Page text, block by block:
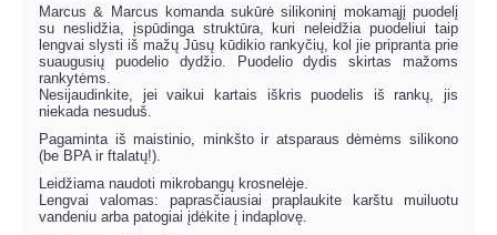
Marcus & Marcus komanda sukūrė silikoninį mokamąjį puodelį
su neslidžia, įspūdinga struktūra, kuri neleidžia puodeliui taip
lengvai slysti iš mažų Jūsų kūdikio rankyčių, kol jie pripranta prie
suaugusių puodelio dydžio. Puodelio dydis skirtas mažoms
rankytėms.
Nesijaudinkite, jei vaikui kartais iškris puodelis iš rankų, jis
niekada nesuduš.
Pagaminta iš maistinio, minkšto ir atsparaus dėmėms silikono
(be BPA ir ftalatų!).
Leidžiama naudoti mikrobangų krosnelėje.
Lengvai valomas: paprasčiausiai praplaukite karštu muiluotu
vandeniu arba patogiai įdėkite į indaplovę.